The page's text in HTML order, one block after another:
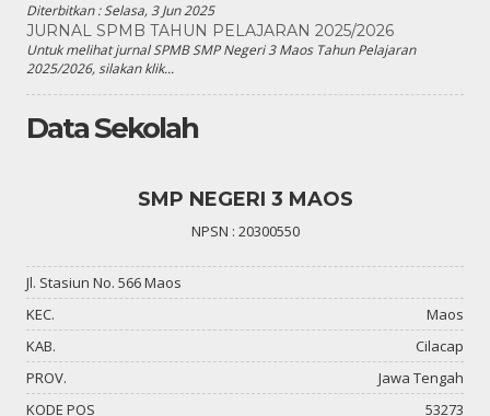
Diterbitkan :Selasa, 3 Jun 2025
JURNAL SPMB TAHUN PELAJARAN 2025/2026
Untuk melihat jurnal SPMB SMP Negeri 3 Maos Tahun Pelajaran
2025/2026, silakan klik...
Data Sekolah
SMP NEGERI 3 MAOS
NPSN : 20300550
Jl. Stasiun No. 566 Maos
KEC.
Maos
KAB.
Cilacap
PROV.
Jawa Tengah
KODE POS
53273